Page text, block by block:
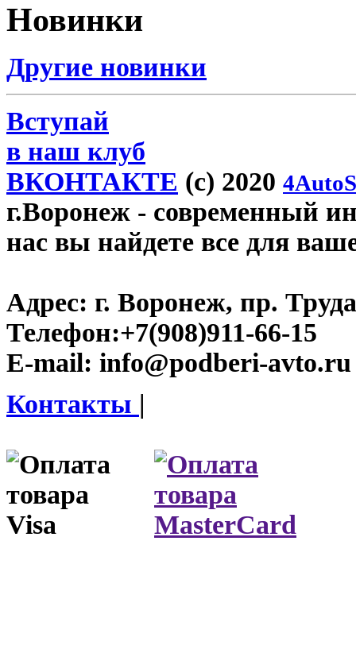
Новинки
Другие новинки
Вступай
в наш клуб
ВКОНТАКТЕ (c) 2020
г.Воронеж - современный
нас вы найдете все для
Адрес: г. Воронеж, пр.
Телефон:+7(908)911-66-15
E-mail: info@podberi-avto.ru
Контакты |